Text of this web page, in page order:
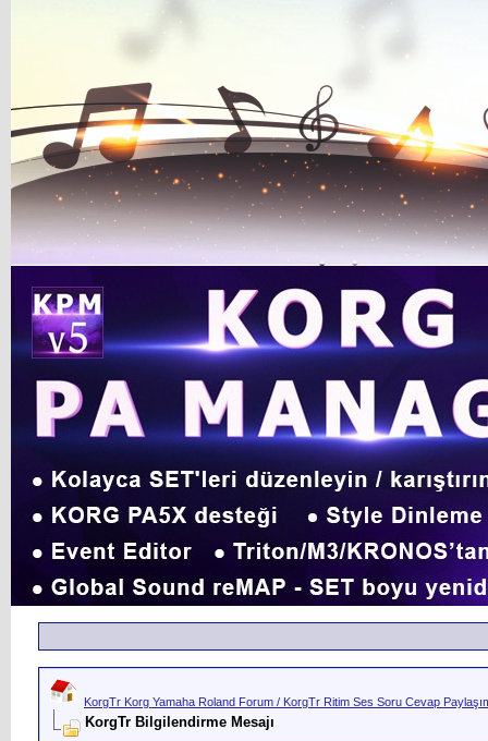
KorgTr Korg Yamaha Roland Forum / KorgTr Ritim Ses Soru Cevap
KorgTr Bilgilendirme Mesajı